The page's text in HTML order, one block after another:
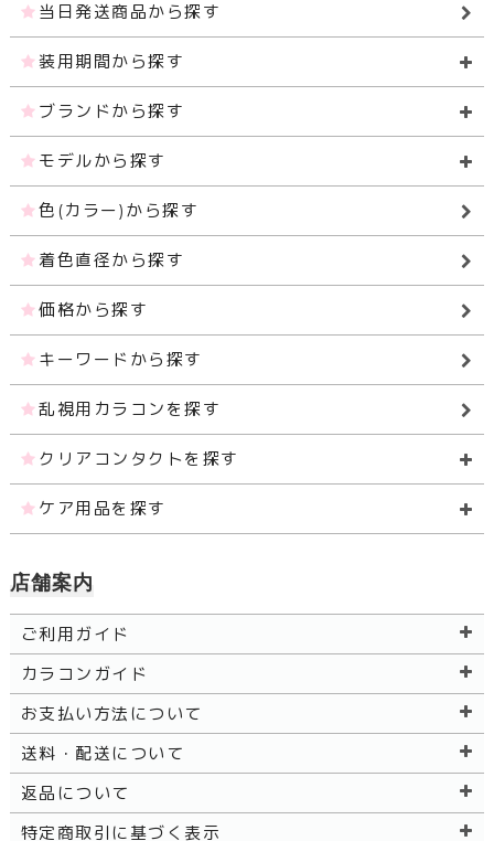
当日発送商品から探す
装用期間から探す
ブランドから探す
モデルから探す
色(カラー)から探す
着色直径から探す
価格から探す
キーワードから探す
乱視用カラコンを探す
クリアコンタクトを探す
ケア用品を探す
店舗案内
ご利用ガイド
カラコンガイド
お支払い方法について
送料・配送について
返品について
特定商取引に基づく表示